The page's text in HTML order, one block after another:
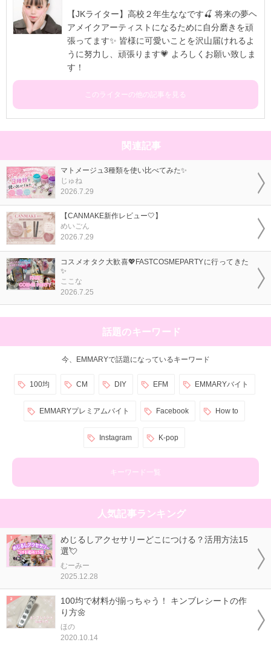
【JKライター】高校２年生ななです🍒 将来の夢ヘ
アメイクアーティストになるために自分磨きを頑
張ってます✨ 皆様に可愛いことを沢山届けれるよ
うに努力し、頑張ります💗 よろしくお願い致しま
す！
このライターの他の記事を見る
関連記事
マトメージュ3種類を使い比べてみた✨
じゅね
2026.7.29
【CANMAKE新作レビュー🤍】
めいごん
2026.7.29
コスメオタク大歓喜💖FASTCOSMEPARTYに行ってきた
✨
ここな
2026.7.25
話題のキーワード
今、EMMARYで話題になっているキーワード
100均 CM DIY EFM EMMARYバイト
EMMARYプレミアムバイト Facebook How to
Instagram K-pop
キーワード一覧
人気記事ランキング
めじるしアクセサリーどこにつける？活用方法15
選💘
むーみー
2025.12.28
100均で材料が揃っちゃう！ キンブレシートの作
り方🌼
ほの
2020.10.14